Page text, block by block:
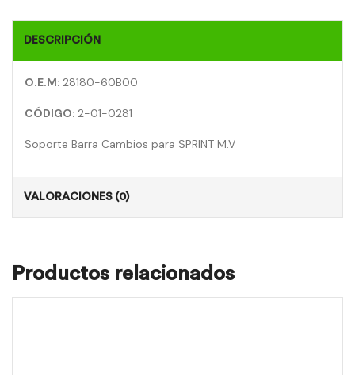
DESCRIPCIÓN
O.E.M: 28180-60B00
CÓDIGO: 2-01-0281
Soporte Barra Cambios para SPRINT M.V
VALORACIONES (0)
Productos relacionados